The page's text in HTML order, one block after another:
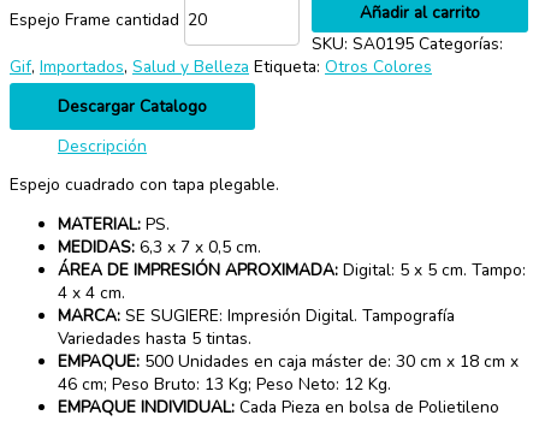
Espejo Frame cantidad
Añadir al carrito
SKU: SA0195 Categorías:
Gif, Importados, Salud y Belleza Etiqueta: Otros Colores
Descargar Catalogo
Descripción
Espejo cuadrado con tapa plegable.
MATERIAL: PS.
MEDIDAS: 6,3 x 7 x 0,5 cm.
ÁREA DE IMPRESIÓN APROXIMADA: Digital: 5 x 5 cm. Tampo:
4 x 4 cm.
MARCA: SE SUGIERE: Impresión Digital. Tampografía
Variedades hasta 5 tintas.
EMPAQUE: 500 Unidades en caja máster de: 30 cm x 18 cm x
46 cm; Peso Bruto: 13 Kg; Peso Neto: 12 Kg.
EMPAQUE INDIVIDUAL: Cada Pieza en bolsa de Polietileno